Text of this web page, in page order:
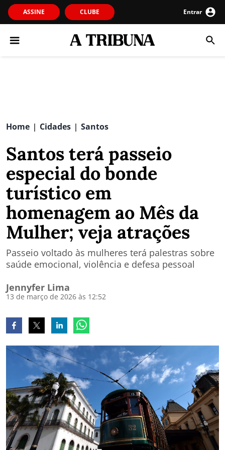
ASSINE CLUBE Entrar
Home | Cidades | Santos
Santos terá passeio
especial do bonde
turístico em
homenagem ao Mês da
Mulher; veja atrações
Passeio voltado às mulheres terá palestras sobre
saúde emocional, violência e defesa pessoal
Jennyfer Lima
13 de março de 2026 às 12:52